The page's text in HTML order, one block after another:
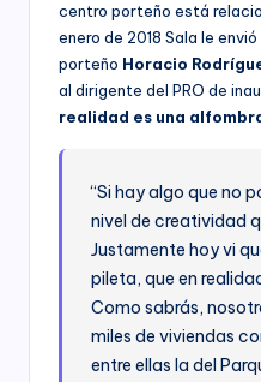
centro porteño está
enero de 2018 Sala le
porteño Horacio
al dirigente del PRO de
realidad es una
“Si hay algo que no
nivel de creatividad
Justamente hoy vi
pileta, que en
Como sabrás,
miles de viviendas
entre ellas la del